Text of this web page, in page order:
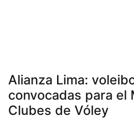
Alianza Lima:
convocadas para el
Clubes de Vóley